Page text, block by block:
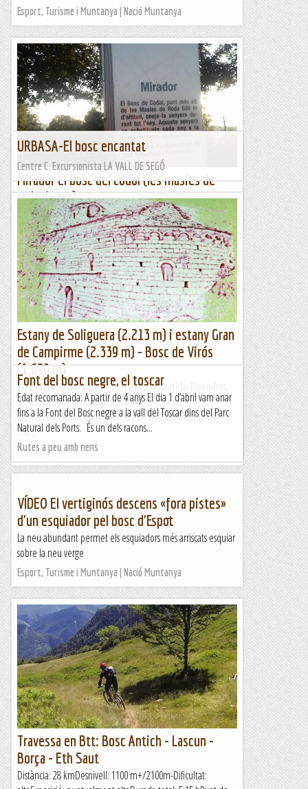
Esport, Turisme i Muntanya | Nació Muntanya
Mirador el bosc del còdol (les masies de
roda de ter)
Salvatgia
URBASA-El bosc encantat
Centre C. Excursionista LA VALL DE SEGÓ
Estany de Soliguera (2.213 m) i estany Gran
de Campirme (2.339 m) - Bosc de Virós
(1.690 m)
22, 23 i 24 de setembre de 2017Hora de sortida: Divendres,
segons possibilitats.Ubicació: Comarca del Pallars
Sobirà.Temps aproximat: 3 h 30 m – 4 hDesnivell: 400 m –
390...
Maifemcim.cat
Font del bosc negre, el toscar
Edat recomanada: A partir de 4 anys El dia 1 d’abril vam anar
fins a la Font del Bosc negre a la vall del Toscar dins del Parc
Natural dels Ports. És un dels racons...
Rutes a peu amb nens
VÍDEO El vertiginós descens «fora pistes»
d'un esquiador pel bosc d'Espot
La neu abundant permet els esquiadors més arriscats esquiar
sobre la neu verge
Esport, Turisme i Muntanya | Nació Muntanya
Travessa en Btt: Bosc Antich - Lascun -
Borça - Eth Saut
Distància: 28 kmDesnivell: 1100 m+/2100m-Dificultat: